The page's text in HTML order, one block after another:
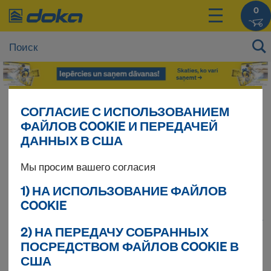
0
послевхода в систему.
Опорные леса
Сортировать
СОГЛАСИЕ С ИСПОЛЬЗОВАНИЕМ
ФАЙЛОВ COOKIE И ПЕРЕДАЧЕЙ
ДАННЫХ В США
Мы просим вашего согласия
1) НА ИСПОЛЬЗОВАНИЕ ФАЙЛОВ
COOKIE
2) НА ПЕРЕДАЧУ СОБРАННЫХ
ПОСРЕДСТВОМ ФАЙЛОВ COOKIE В
США